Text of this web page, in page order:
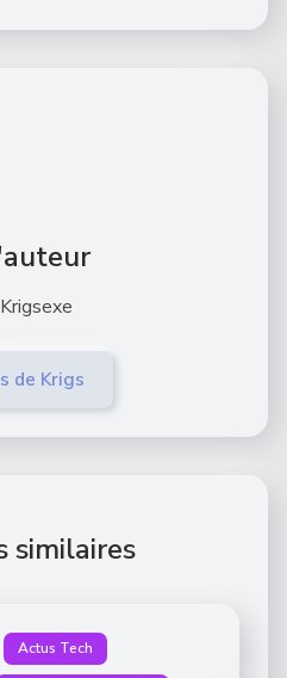
de Krigs
similaires
Actus Tech